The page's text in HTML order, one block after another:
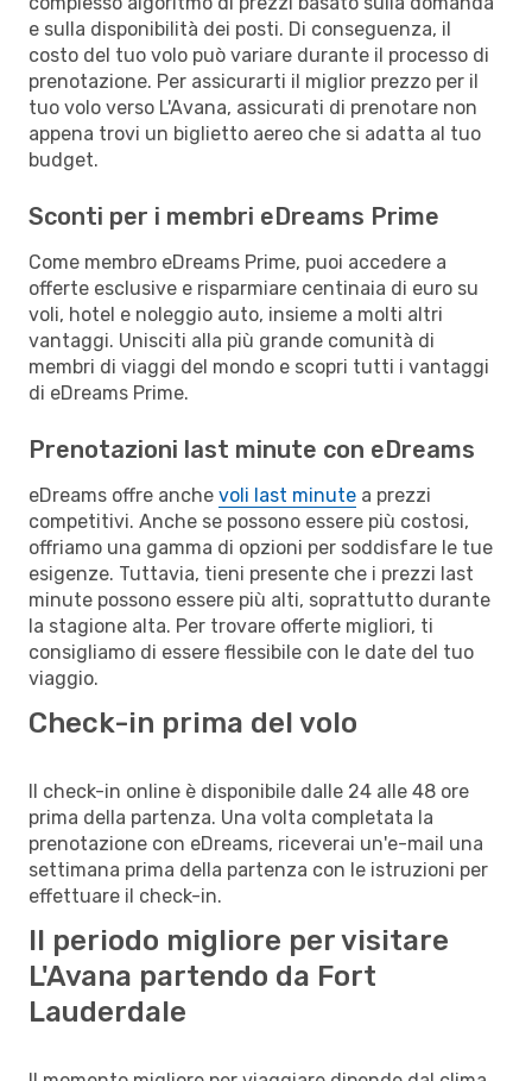
e sulla disponibilità dei posti. Di conseguenza, il
costo del tuo volo può variare durante il processo di
prenotazione. Per assicurarti il miglior prezzo per il
tuo volo verso L'Avana, assicurati di prenotare non
appena trovi un biglietto aereo che si adatta al tuo
budget.
Sconti per i membri eDreams Prime
Come membro eDreams Prime, puoi accedere a
offerte esclusive e risparmiare centinaia di euro su
voli, hotel e noleggio auto, insieme a molti altri
vantaggi. Unisciti alla più grande comunità di
membri di viaggi del mondo e scopri tutti i vantaggi
di eDreams Prime.
Prenotazioni last minute con eDreams
eDreams offre anche voli last minute a prezzi
competitivi. Anche se possono essere più costosi,
offriamo una gamma di opzioni per soddisfare le tue
esigenze. Tuttavia, tieni presente che i prezzi last
minute possono essere più alti, soprattutto durante
la stagione alta. Per trovare offerte migliori, ti
consigliamo di essere flessibile con le date del tuo
viaggio.
Check-in prima del volo
Il check-in online è disponibile dalle 24 alle 48 ore
prima della partenza. Una volta completata la
prenotazione con eDreams, riceverai un'e-mail una
settimana prima della partenza con le istruzioni per
effettuare il check-in.
Il periodo migliore per visitare
L'Avana partendo da Fort
Lauderdale